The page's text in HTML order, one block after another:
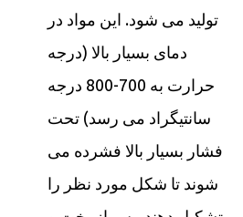
تولید می شود. این مواد در
دمای بسیار بالا (درجه
حرارت به 700-800 درجه
سانتیگراد می رسد) تحت
فشار بسیار بالا فشرده می
شوند تا شکل مورد نظر را